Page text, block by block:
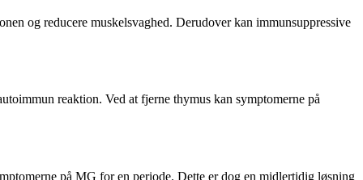
og reducere muskelsvaghed. Derudover kan immunsuppressive
reaktion. Ved at fjerne thymus kan symptomerne på
på MG for en periode. Dette er dog en midlertidig løsning